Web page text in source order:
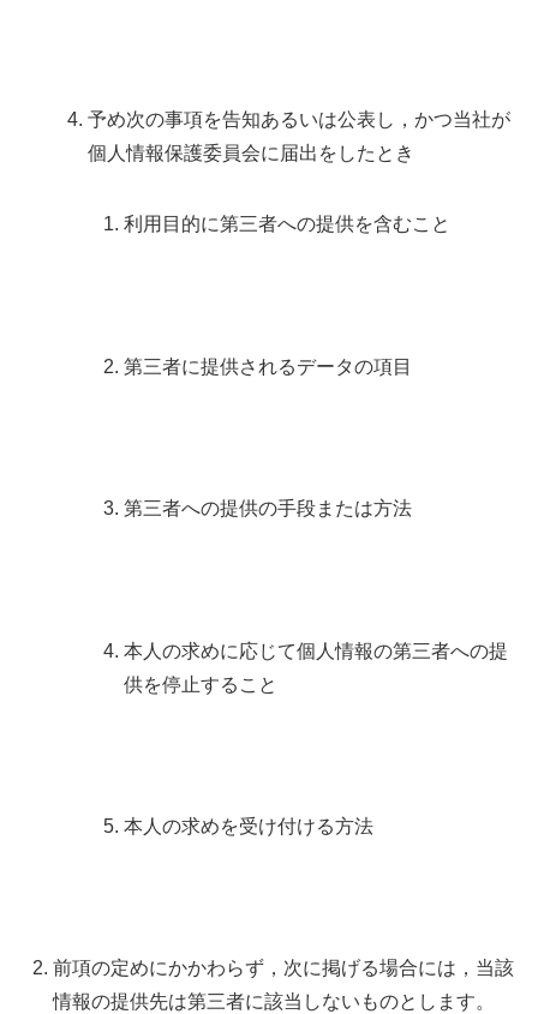
予め次の事項を告知あるいは公表し，かつ当社が
個人情報保護委員会に届出をしたとき
利用目的に第三者への提供を含むこと
第三者に提供されるデータの項目
第三者への提供の手段または方法
本人の求めに応じて個人情報の第三者への提
供を停止すること
本人の求めを受け付ける方法
前項の定めにかかわらず，次に掲げる場合には，当該
情報の提供先は第三者に該当しないものとします。